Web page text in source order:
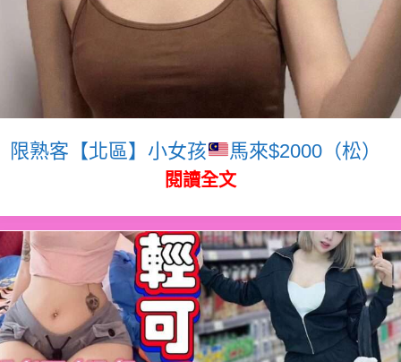
限熟客【北區】小女孩 馬來$2000（松）
閱讀全文